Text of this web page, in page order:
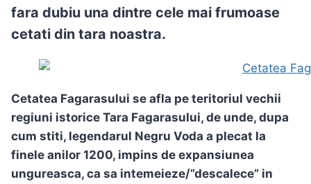
fara dubiu una dintre cele mai frumoase
cetati din tara noastra.
Cetatea Fagarasului se afla pe teritoriul vechii
regiuni istorice Tara Fagarasului, de unde, dupa
cum stiti, legendarul Negru Voda a plecat la
finele anilor 1200, impins de expansiunea
ungureasca, ca sa intemeieze/”descalece” in